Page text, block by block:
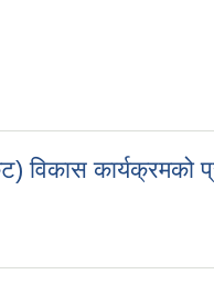
विकास कार्यक्रमको